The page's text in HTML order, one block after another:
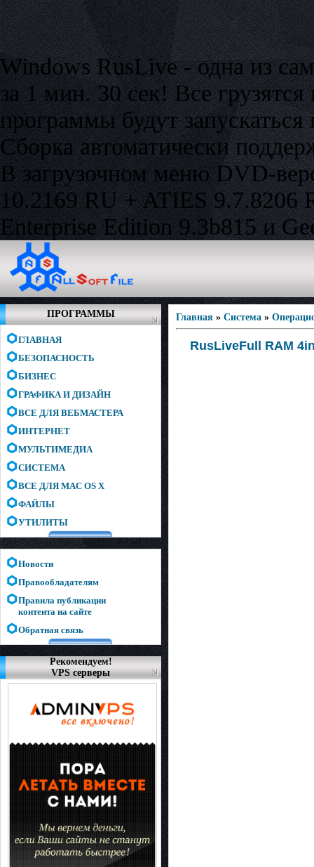
Windows RusLive - одна из
за 1 мин. 30 сек! Все
программы будут
Сборка автоматически
В загрузочном меню DVD-
10.2169 RU + ATIES 9.7.8206
Enterprise Edition 9.3b815 и
ПРОГРАММЫ
ГЛАВНАЯ
БЕЗОПАСНОСТЬ
БИЗНЕС
ГРАФИКА И ДИЗАЙН
ВСЕ ДЛЯ ВЕБМАСТЕРА
ИНТЕРНЕТ
МУЛЬТИМЕДИА
СИСТЕМА
ВСЕ ДЛЯ MAC OS X
ФАЙЛЫ
УТИЛИТЫ
Новости
Правообладателям
Правила публикации
контента на сайте
Обратная связь
Рекомендуем!
VPS серверы
Главная » Система »
RusLiveFull RAM